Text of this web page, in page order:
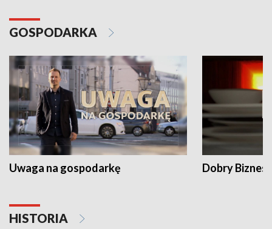
GOSPODARKA
Uwaga na gospodarkę Dobry Biznes
HISTORIA